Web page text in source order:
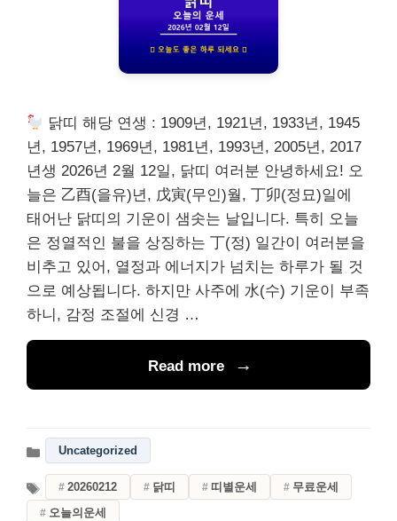
닭띠 해당 연생 : 1909년, 1921년, 1933년, 1945
년, 1957년, 1969년, 1981년, 1993년, 2005년, 2017
년생 2026년 2월 12일, 닭띠 여러분 안녕하세요! 오
늘은 乙酉(을유)년, 戊寅(무인)월, 丁卯(정묘)일에
태어난 닭띠의 기운이 샘솟는 날입니다. 특히 오늘
은 정열적인 불을 상징하는 丁(정) 일간이 여러분을
비추고 있어, 열정과 에너지가 넘치는 하루가 될 것
으로 예상됩니다. 하지만 사주에 水(수) 기운이 부족
하니, 감정 조절에 신경 …
Read more
Uncategorized
20260212 닭띠 띠별운세
무료운세
오늘의운세